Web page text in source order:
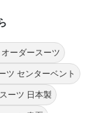
オーダースーツ
ツ センターベント
ーツ 日本製